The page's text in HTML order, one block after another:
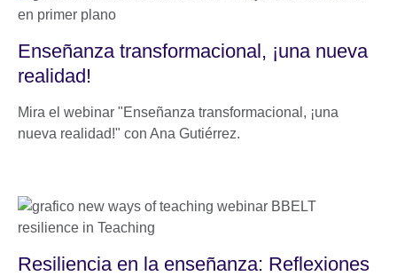
Enseñanza transformacional, ¡una nueva
realidad!
Mira el webinar "Enseñanza transformacional, ¡una
nueva realidad!" con Ana Gutiérrez.
Resiliencia en la enseñanza: Reflexiones